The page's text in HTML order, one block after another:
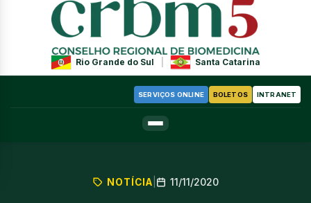
Rio Grande do Sul Santa Catarina
SERVIÇOS ONLINE BOLETOS INTRANET
NOTÍCIA 11/11/2020